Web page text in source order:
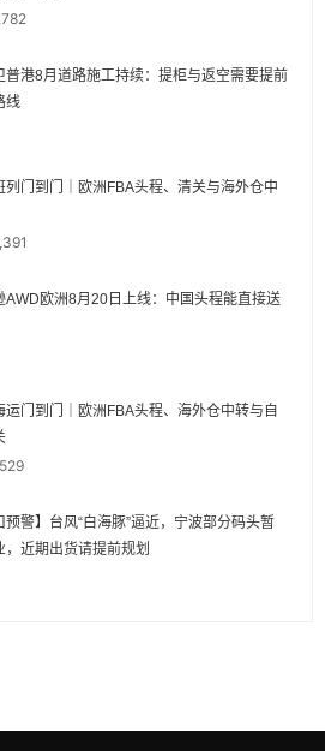
普港8月道路施工持续：提柜与返空需要提前
线
列门到门｜欧洲FBA头程、清关与海外仓中
AWD欧洲8月20日上线：中国头程能直接送
运门到门｜欧洲FBA头程、海外仓中转与自
预警】台风“白海豚”逼近，宁波部分码头暂
，近期出货请提前规划